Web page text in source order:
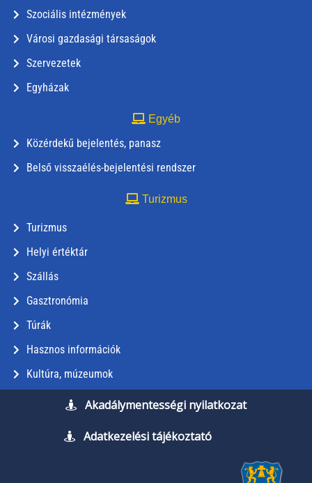
Szociális intézmények
Városi gazdasági társaságok
Szervezetek
Egyházak
Egyéb
Közérdekű bejelentés, panasz
Belső visszaélés-bejelentési rendszer
Turizmus
Turizmus
Helyi értéktár
Szállás
Gasztronómia
Túrák
Hasznos információk
Kultúra, múzeumok
Akadálymentességi nyilatkozat
Adatkezelési tájékoztató